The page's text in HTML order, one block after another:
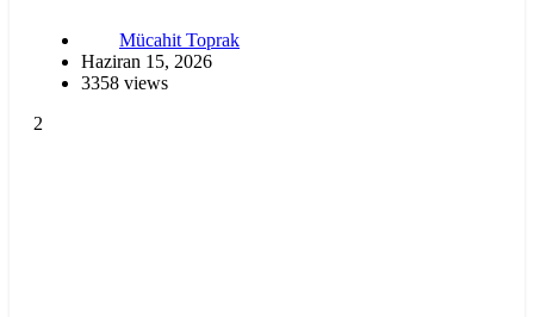
Mücahit Toprak
Haziran 15, 2026
3358 views
2